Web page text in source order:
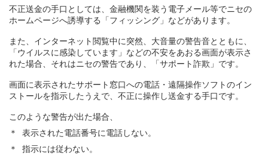
不正送金の手口としては、金融機関を装う電子メール等でニセの
ホームページへ誘導する「フィッシング」などがあります。
また、インターネット閲覧中に突然、大音量の警告音とともに、
「ウイルスに感染しています」などの不安をあおる画面が表示さ
れた場合、それはニセの警告であり、「サポート詐欺」です。
画面に表示されたサポート窓口への電話・遠隔操作ソフトのイン
ストールを指示したうえで、不正に操作し送金する手口です。
このような警告が出た場合、
＊
表示された電話番号に電話しない。
＊
指示には従わない。